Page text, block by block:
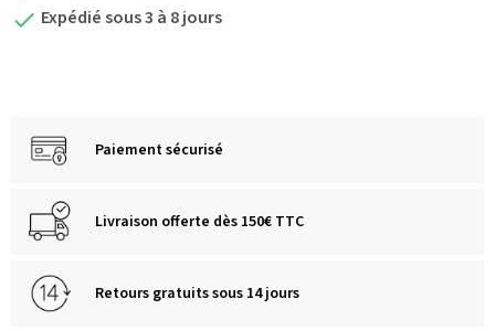
 Expédié sous 3 à 8 jours
Paiement sécurisé
Livraison offerte dès 150€ TTC
Retours gratuits sous 14 jours